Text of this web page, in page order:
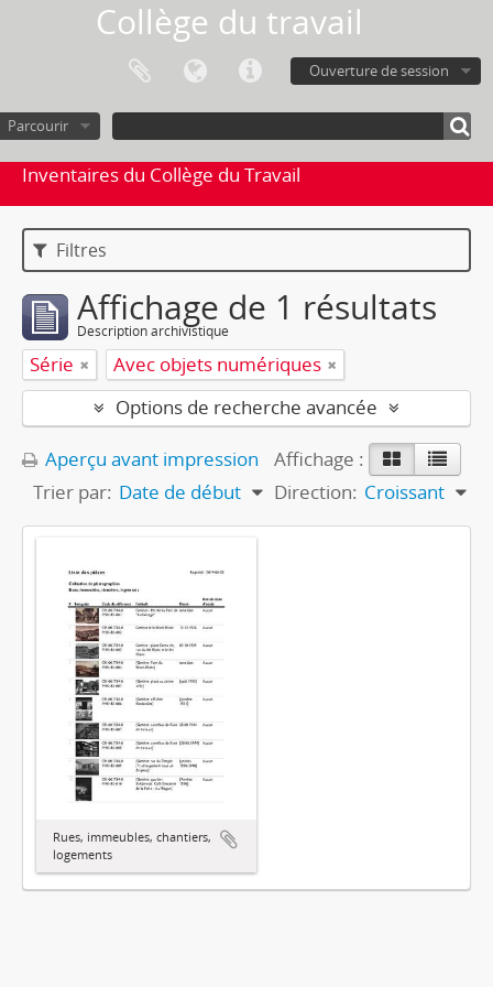
Collège du travail
Ouverture de session
Parcourir
Inventaires du Collège du Travail
Filtres
Affichage de 1 résultats
Description archivistique
Série
Avec objets numériques
Options de recherche avancée
Aperçu avant impression
Affichage :
Trier par: Date de début Direction: Croissant
Rues, immeubles, chantiers,
logements